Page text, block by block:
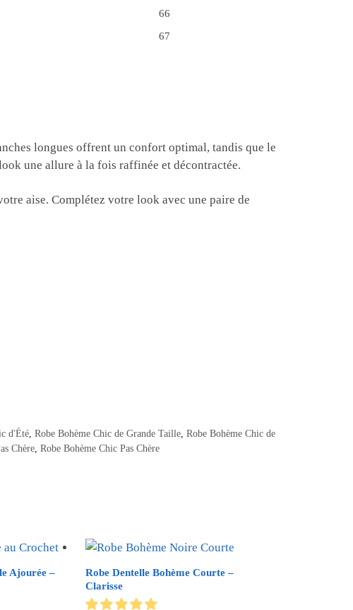
66
67
longues offrent un confort optimal, tandis que le
une allure à la fois raffinée et décontractée.
aise. Complétez votre look avec une paire de
d'Été Robe Bohème Chic de Grande Taille Robe Bohème Chic de
Chère, Robe Bohème Chic Pas Chère
Ajourée –
Robe Dentelle Bohème Courte –
Clarisse